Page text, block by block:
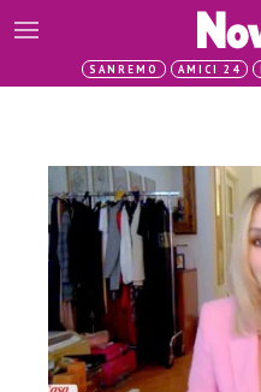
SANREMO AMICI 24